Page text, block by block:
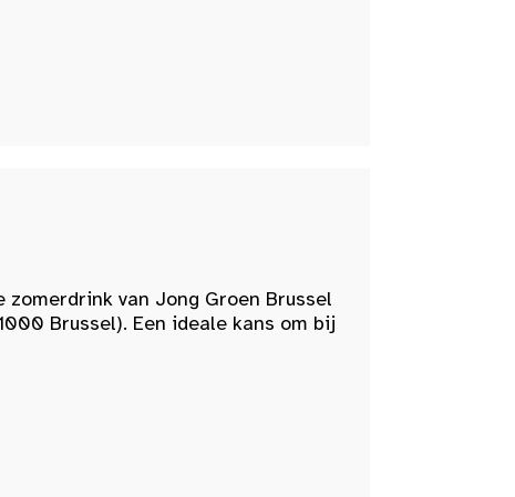
van Jong Groen Brussel
Brussel). Een ideale kans om bij